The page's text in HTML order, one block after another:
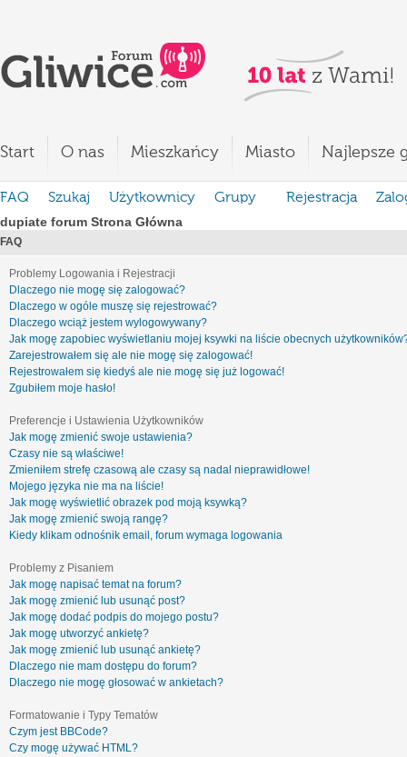
Start O nas Mieszkańcy Miasto Najlepsze
FAQ Szukaj Użytkownicy Grupy Rejestracja
dupiate forum Strona Główna
FAQ
Problemy Logowania i Rejestracji
Dlaczego nie mogę się zalogować?
Dlaczego w ogóle muszę się rejestrować?
Dlaczego wciąż jestem wylogowywany?
Jak mogę zapobiec wyświetlaniu mojej ksywki na liście obecnych
Zarejestrowałem się ale nie mogę się zalogować!
Rejestrowałem się kiedyś ale nie mogę się już logować!
Zgubiłem moje hasło!
Preferencje i Ustawienia Użytkowników
Jak mogę zmienić swoje ustawienia?
Czasy nie są właściwe!
Zmieniłem strefę czasową ale czasy są nadal nieprawidłowe!
Mojego języka nie ma na liście!
Jak mogę wyświetlić obrazek pod moją ksywką?
Jak mogę zmienić swoją rangę?
Kiedy klikam odnośnik email, forum wymaga logowania
Problemy z Pisaniem
Jak mogę napisać temat na forum?
Jak mogę zmienić lub usunąć post?
Jak mogę dodać podpis do mojego postu?
Jak mogę utworzyć ankietę?
Jak mogę zmienić lub usunąć ankietę?
Dlaczego nie mam dostępu do forum?
Dlaczego nie mogę głosować w ankietach?
Formatowanie i Typy Tematów
Czym jest BBCode?
Czy mogę używać HTML?